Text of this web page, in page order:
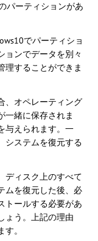
パーティションがあ
でパーティショ
ョンでデータを別々
理することができま
、オペレーティング
一緒に保存されま
与えられます。一
システムを復元する
ディスク上のすべて
ムを復元した後、必
トールする必要があ
ょう。上記の理由
。